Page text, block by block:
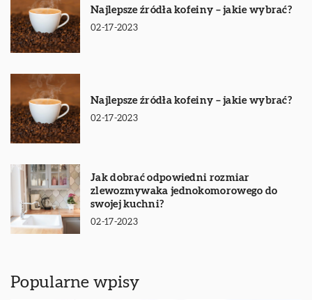
Najlepsze źródła kofeiny – jakie wybrać?
02-17-2023
Najlepsze źródła kofeiny – jakie wybrać?
02-17-2023
Jak dobrać odpowiedni rozmiar
zlewozmywaka jednokomorowego do
swojej kuchni?
02-17-2023
Popularne wpisy